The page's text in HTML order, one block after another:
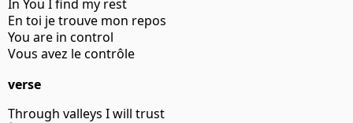
In You I find my rest
En toi je trouve mon repos
You are in control
Vous avez le contrôle
verse
Through valleys I will trust